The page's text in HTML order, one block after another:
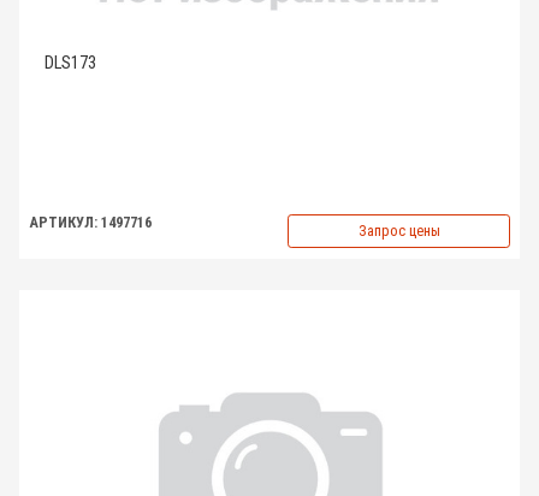
DLS173
АРТИКУЛ: 1497716 Запрос цены